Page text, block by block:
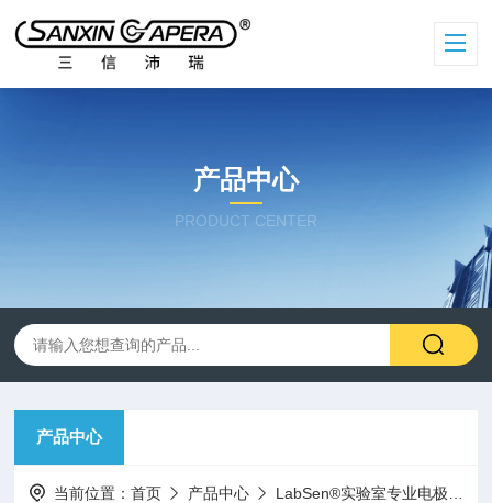
产品中心
PRODUCT CENTER
产品中心
当前位置：首页 产品中心 LabSen®实验室专业电极